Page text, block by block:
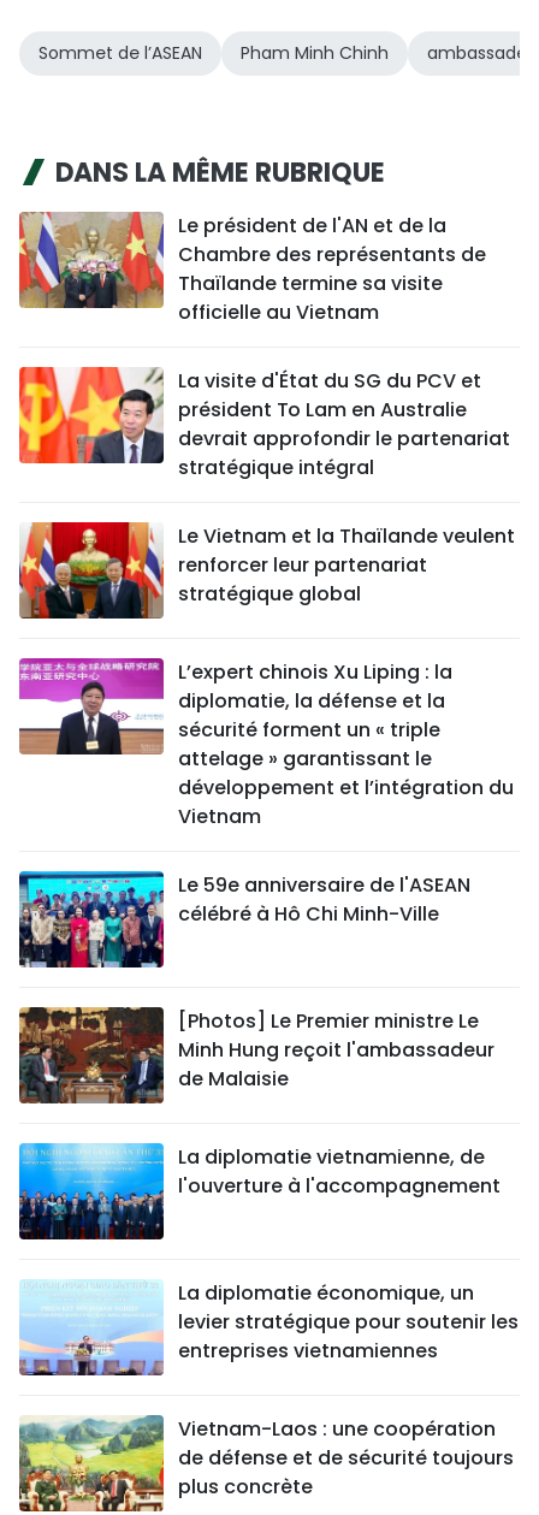
Sommet de l’ASEAN Pham Minh Chinh
DANS LA MÊME RUBRIQUE
Le président de l'AN et de la
Chambre des représentants de
Thaïlande termine sa visite
officielle au Vietnam
La visite d'État du SG du PCV et
président To Lam en Australie
devrait approfondir le partenariat
stratégique intégral
Le Vietnam et la Thaïlande veulent
renforcer leur partenariat
stratégique global
L’expert chinois Xu Liping : la
diplomatie, la défense et la
sécurité forment un « triple
attelage » garantissant le
développement et l’intégration du
Vietnam
Le 59e anniversaire de l'ASEAN
célébré à Hô Chi Minh-Ville
[Photos] Le Premier ministre Le
Minh Hung reçoit l'ambassadeur
de Malaisie
La diplomatie vietnamienne, de
l'ouverture à l'accompagnement
La diplomatie économique, un
levier stratégique pour soutenir les
entreprises vietnamiennes
Vietnam-Laos : une coopération
de défense et de sécurité toujours
plus concrète